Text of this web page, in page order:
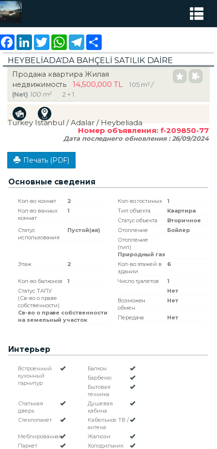
FacebookLinkedInTwitter WhatsAppTelegram
HEYBELİADA'DA BAHÇELİ SATILIK DAİRE
Продажа квартира Жилая
недвижимость
14,500,000 TL 105 m²/
(Net) 100 m² 2 + 1
Turkey Istanbul / Adalar/ Heybeliada
Номер объявления: f-209850-77
Дата последнего обновления :26/09/2024
Печать (PDF)
Основные сведения
Кол-во комнат 2 Кол-во гостиных
1
Кол-во ванных
комнат
1 Тип объекта
Квартира
Статус объекта
Вторичное
Статус
использования
Пустой(ая) Отопление
Бойлер
Отопление
(тип)
Природный газ
Этаж
2
Кол-во этажей в
здании
6
Кол-во балконов 1 Число туалетов
1
Статус ТАПУ
(Св-во о праве
собственности)
Св-во о праве собственности
на земельный участок
Нет
Возможен
обмен
Нет
Передача Нет
Интерьер
Встроенный
кухонный
гарнитур
Балкон
Барбекю
Бытовая
техника
Стальная
дверь
Душевая
кабина
Стеклопакет
Кабельное ТВ /
антена
Меблированная
Жалюзи
Паркет
Холодильник